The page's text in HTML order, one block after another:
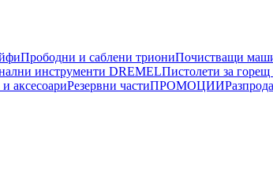
Прободни и саблени триониПочистващи
инструменти DREMELПистолети за горещ
аксесоариРезервни частиПРОМОЦИИ